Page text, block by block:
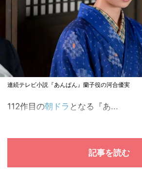
連続テレビ小説『あんぱん』蘭子役の河合優実
112作目の朝ドラ となる『あ...
記事を読む